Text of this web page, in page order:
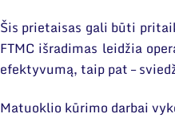
Šis prietaisas gali būti
FTMC išradimas leidžia
efektyvumą, taip pat –
Matuoklio kūrimo darbai